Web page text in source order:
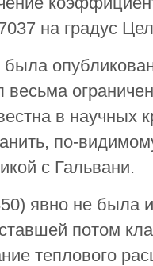
на градус
в научных
по-
с Гальвани.
явно не была
потом
теплового